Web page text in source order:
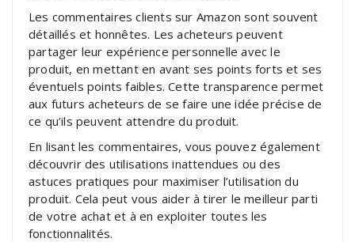
Les commentaires clients sur Amazon sont souvent
détaillés et honnêtes. Les acheteurs peuvent
partager leur expérience personnelle avec le
produit, en mettant en avant ses points forts et ses
éventuels points faibles. Cette transparence permet
aux futurs acheteurs de se faire une idée précise de
ce qu’ils peuvent attendre du produit.
En lisant les commentaires, vous pouvez également
découvrir des utilisations inattendues ou des
astuces pratiques pour maximiser l’utilisation du
produit. Cela peut vous aider à tirer le meilleur parti
de votre achat et à en exploiter toutes les
fonctionnalités.